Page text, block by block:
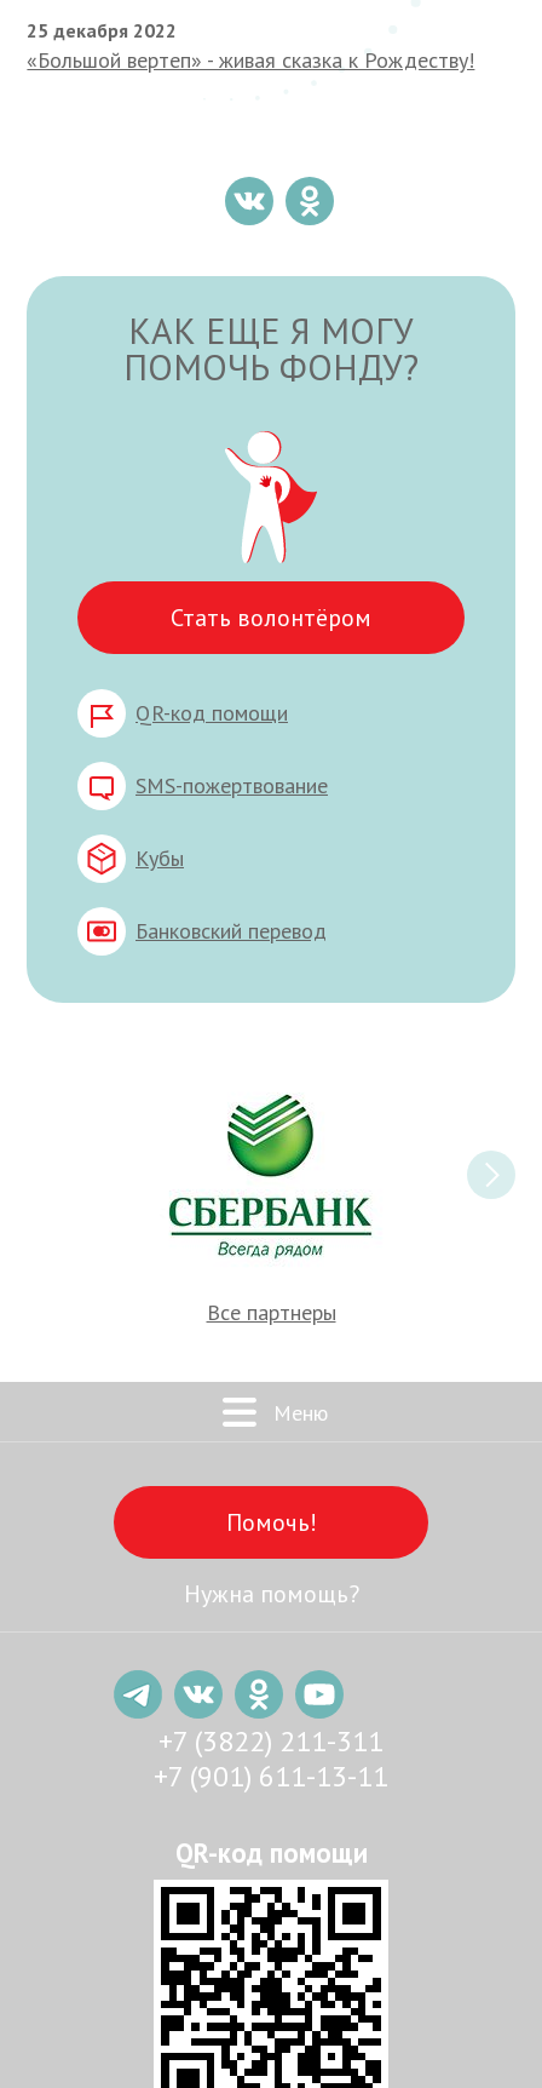
25 декабря 2022
«Большой вертеп» - живая сказка к Рождеству!
КАК ЕЩЕ Я МОГУ
ПОМОЧЬ ФОНДУ?
Стать волонтёром
QR-код помощи
SMS-пожертвование
Кубы
Банковский перевод
Все партнеры
Меню
Помочь!
Нужна помощь?
+7 (3822) 211-311
+7 (901) 611-13-11